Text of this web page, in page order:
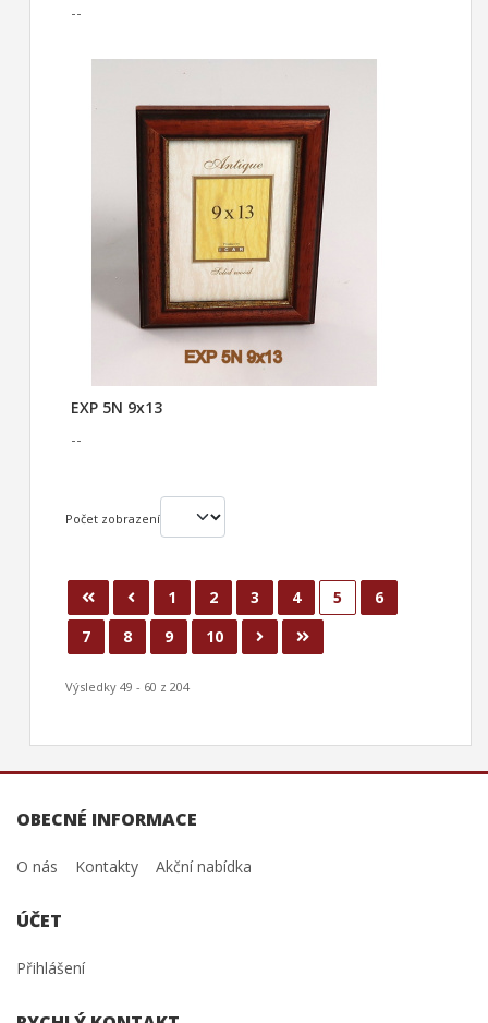
--
EXP 5N 9x13
--
Počet zobrazení
1 2 3 4 5
6
7
8 9 10
Výsledky 49 - 60 z 204
OBECNÉ INFORMACE
O nás Kontakty Akční nabídka
ÚČET
Přihlášení